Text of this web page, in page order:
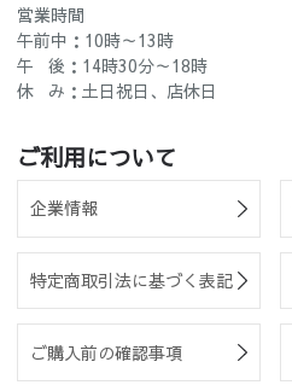
営業時間
午前中：10時～13時
午 後：14時30分～18時
休 み：土日祝日、店休日
ご利用について
企業情報
特定商取引法に基づく表記
ご購入前の確認事項